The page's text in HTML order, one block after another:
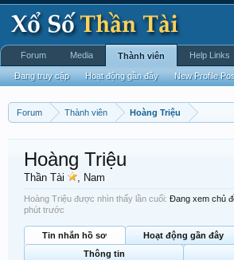
Forum Thành viên Hoàng Triệu
Hoàng Triệu
Thần Tài , Nam
Hoàng Triệu được nhìn thấy lần cuối: Đang xem chủ
phút trước
Tin nhắn hồ sơ Hoạt động gần đây
Thông tin
Forum Media Thành viên
Đang truy cập Hoạt động gần đây New Profile
Help Links